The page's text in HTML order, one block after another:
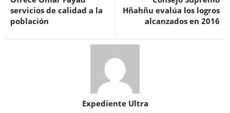
servicios de calidad a la
población
Hñahñu evalúa los logros
alcanzados en 2016
Expediente Ultra